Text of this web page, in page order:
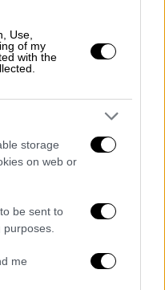
Use,
of my
with the
storage
on web or
be sent to
me
κάτω, ο οδηγός
στιγμή η κοπέλα
να φωνάζει.